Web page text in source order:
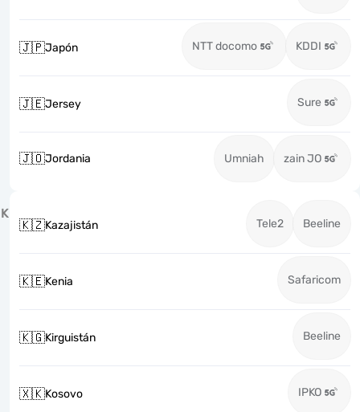
🇯🇵Japón NTT docomo KDDI
🇯🇪Jersey Sure
🇯🇴Jordania Umniah zain JO
K
🇰🇿Kazajistán Tele2 Beeline
🇰🇪Kenia Safaricom
🇰🇬Kirguistán Beeline
🇽🇰Kosovo IPKO